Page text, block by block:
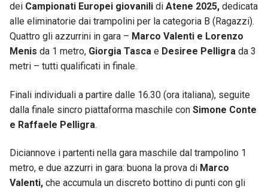
dei Campionati Europei giovanili di Atene 2025, dedicata
alle eliminatorie dai trampolini per la categoria B (Ragazzi).
Quattro gli azzurrini in gara – Marco Valenti e Lorenzo
Menis da 1 metro, Giorgia Tasca e Desiree Pelligra da 3
metri – tutti qualificati in finale.
Finali individuali a partire dalle 16.30 (ora italiana), seguite
dalla finale sincro piattaforma maschile con Simone Conte
e Raffaele Pelligra.
Diciannove i partenti nella gara maschile dal trampolino 1
metro, e due azzurri in gara: buona la prova di Marco
Valenti, che accumula un discreto bottino di punti con gli